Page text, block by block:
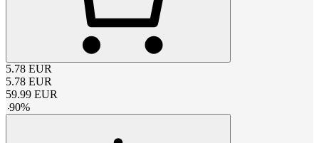
5.78 EUR
5.78 EUR
59.99 EUR
-90%